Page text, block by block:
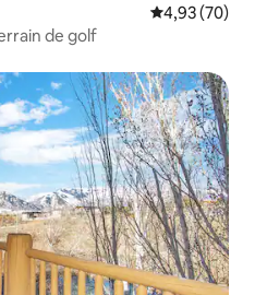
Évaluation
4,93 (70)
de golf